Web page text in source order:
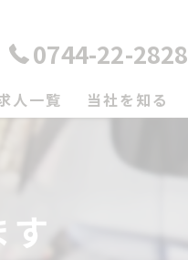
0744-22-2828
人一覧 当社を知る
未経験